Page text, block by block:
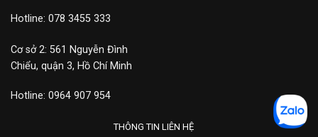
Hotline: 078 3455 333
Cơ sở 2: 561 Nguyễn Đình
Chiểu, quận 3, Hồ Chí Minh
Hotline: 0964 907 954
THÔNG TIN LIÊN HỆ